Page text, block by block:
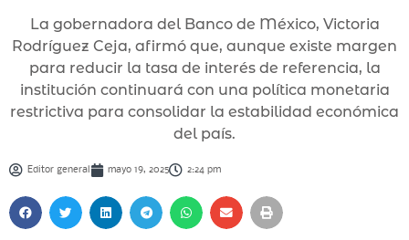
La gobernadora del Banco de México, Victoria
Rodríguez Ceja, afirmó que, aunque existe margen
para reducir la tasa de interés de referencia, la
institución continuará con una política monetaria
restrictiva para consolidar la estabilidad económica
del país.
Editor general mayo 19, 2025 2:24 pm